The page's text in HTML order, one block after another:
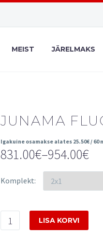
MEIST JÄRELMAKS
JUNAMA
Igakuine osamakse alates 25.50€/ 60
831.00€–954.00€
range:
through
954.00€
Komplekt
Junama
FluoLine
LISA KORVI